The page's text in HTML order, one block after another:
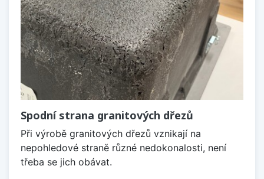
Spodní strana granitových dřezů
Při výrobě granitových dřezů vznikají na
nepohledové straně různé nedokonalosti, není
třeba se jich obávat.